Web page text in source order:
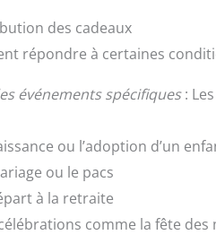
des cadeaux
répondre à certaines
événements spécifiques:
ou l’adoption d’un
ou le pacs
à la retraite
comme la fête des